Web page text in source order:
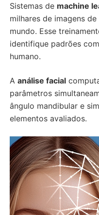
Sistemas de machine
milhares de imagens
mundo. Esse
identifique padrões
humano.
A análise facial
parâmetros
ângulo mandibular e
elementos avaliados.